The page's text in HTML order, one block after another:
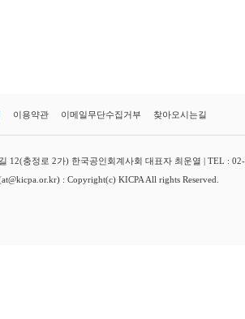
이용약관 이메일무단수집거부 찾아오시는길
12(충정로 2가) 한국공인회계사회 대표자 최운열 | TEL :
: Copyright(c) KICPA All rights Reserved.